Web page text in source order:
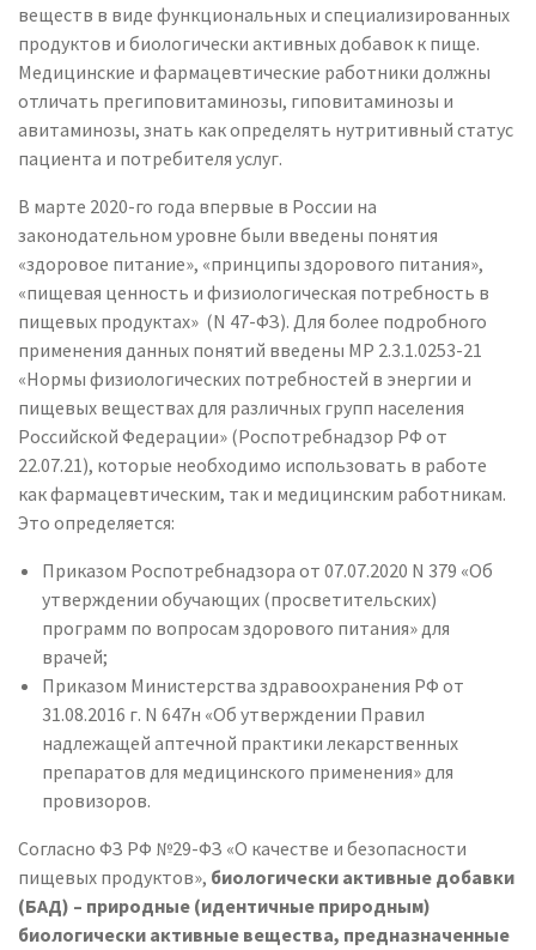
веществ в виде функциональных и специализированных
продуктов и биологически активных добавок к пище.
Медицинские и фармацевтические работники должны
отличать прегиповитаминозы, гиповитаминозы и
авитаминозы, знать как определять нутритивный статус
пациента и потребителя услуг.
В марте 2020-го года впервые в России на
законодательном уровне были введены понятия
«здоровое питание», «принципы здорового питания»,
«пищевая ценность и физиологическая потребность в
пищевых продуктах» (N 47-ФЗ). Для более подробного
применения данных понятий введены MP 2.3.1.0253-21
«Нормы физиологических потребностей в энергии и
пищевых веществах для различных групп населения
Российской Федерации» (Роспотребнадзор РФ от
22.07.21), которые необходимо использовать в работе
как фармацевтическим, так и медицинским работникам.
Это определяется:
Приказом Роспотребнадзора от 07.07.2020 N 379 «Об
утверждении обучающих (просветительских)
программ по вопросам здорового питания» для
врачей;
Приказом Министерства здравоохранения РФ от
31.08.2016 г. N 647н «Об утверждении Правил
надлежащей аптечной практики лекарственных
препаратов для медицинского применения» для
провизоров.
Согласно ФЗ РФ №29-ФЗ «О качестве и безопасности
пищевых продуктов», биологически активные добавки
(БАД) – природные (идентичные природным)
биологически активные вещества, предназначенные